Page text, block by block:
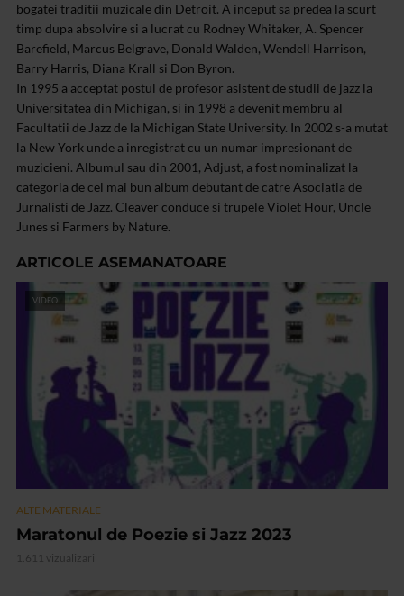
bogatei traditii muzicale din Detroit. A inceput sa predea la scurt
timp dupa absolvire si a lucrat cu Rodney Whitaker, A. Spencer
Barefield, Marcus Belgrave, Donald Walden, Wendell Harrison,
Barry Harris, Diana Krall si Don Byron.
In 1995 a acceptat postul de profesor asistent de studii de jazz la
Universitatea din Michigan, si in 1998 a devenit membru al
Facultatii de Jazz de la Michigan State University. In 2002 s-a mutat
la New York unde a inregistrat cu un numar impresionant de
muzicieni. Albumul sau din 2001, Adjust, a fost nominalizat la
categoria de cel mai bun album debutant de catre Asociatia de
Jurnalisti de Jazz. Cleaver conduce si trupele Violet Hour, Uncle
Junes si Farmers by Nature.
ARTICOLE ASEMANATOARE
VIDEO
ALTE MATERIALE
Maratonul de Poezie si Jazz 2023
1.611 vizualizari